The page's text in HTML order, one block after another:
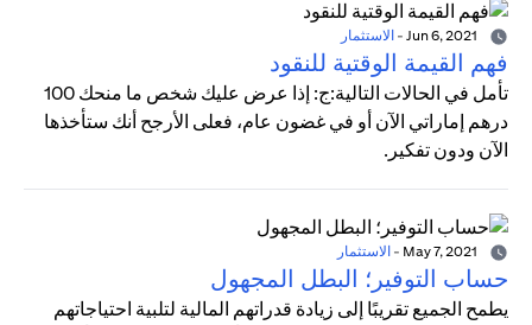
- الاستثمار
فهم القيمة الوقتية للنقود
تأمل في الحالات التالية:ج: إذا عرض عليك شخص ما منحك 100
درهم إماراتي الآن أو في غضون عام، فعلى الأرجح أنك ستأخذها
الآن ودون تفكير.
- الاستثمار
حساب التوفير؛ البطل المجهول
يطمح الجميع تقريبًا إلى زيادة قدراتهم المالية لتلبية احتياجاتهم